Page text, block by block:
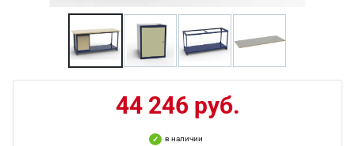
44 246 руб.
в наличии